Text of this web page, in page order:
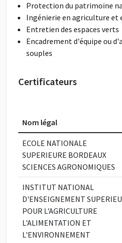
Protection du patrimoine
Ingénierie en agriculture
Entretien des espaces verts
Encadrement d'équipe ou
souples
Certificateurs
Nom légal
ECOLE NATIONALE
SUPERIEURE BORDEAUX
SCIENCES AGRONOMIQUES
INSTITUT NATIONAL
D'ENSEIGNEMENT
POUR L'AGRICULTURE
L'ALIMENTATION ET
L'ENVIRONNEMENT